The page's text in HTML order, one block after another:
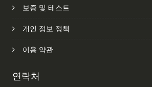
보증 및 테스트
개인 정보 정책
이용 약관
연락처